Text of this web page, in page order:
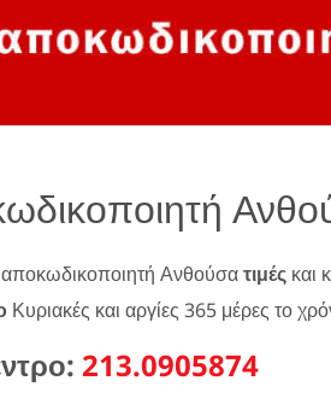
Ανθούσατιμές και
Κυριακές και αργίες 365 μέρες το
213.0905874